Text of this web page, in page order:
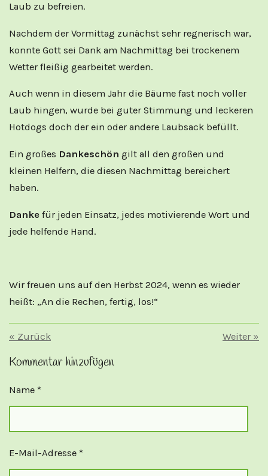
Laub zu befreien.
Nachdem der Vormittag zunächst sehr regnerisch war,
konnte Gott sei Dank am Nachmittag bei trockenem
Wetter fleißig gearbeitet werden.
Auch wenn in diesem Jahr die Bäume fast noch voller
Laub hingen, wurde bei guter Stimmung und leckeren
Hotdogs doch der ein oder andere Laubsack befüllt.
Ein großes Dankeschön gilt all den großen und
kleinen Helfern, die diesen Nachmittag bereichert
haben.
Danke für jeden Einsatz, jedes motivierende Wort und
jede helfende Hand.
Wir freuen uns auf den Herbst 2024, wenn es wieder
heißt: „An die Rechen, fertig, los!“
« Zurück Weiter »
Kommentar hinzufügen
Name *
E-Mail-Adresse *